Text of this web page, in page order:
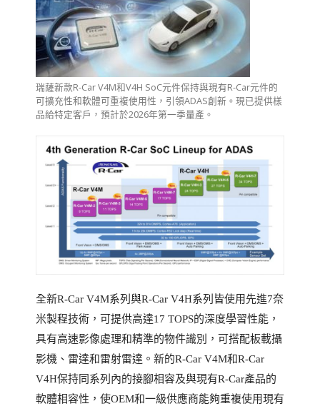
瑞薩新款R-Car V4M和V4H SoC元件保持與現有R-Car元件的
可擴充性和軟體可重複使用性，引領ADAS創新。現已提供樣
品給特定客戶，預計於2026年第一季量產。
全新R-Car V4M系列與R-Car V4H系列皆使用先進7奈
米製程技術，可提供高達17 TOPS的深度學習性能，
具有高速影像處理和精準的物件識別，可搭配板載攝
影機、雷達和雷射雷達。新的R-Car V4M和R-Car
V4H保持同系列內的接腳相容及與現有R-Car產品的
軟體相容性，使OEM和一級供應商能夠重複使用現有